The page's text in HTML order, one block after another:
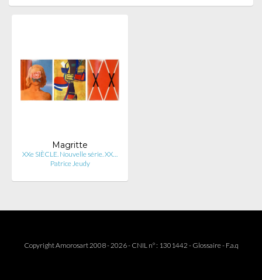
Magritte
XXe SIÈCLE. Nouvelle série. XX…
Patrice Jeudy
Copyright Amorosart 2008 - 2026 - CNIL n° : 1301442 - Glossaire- F.a.q